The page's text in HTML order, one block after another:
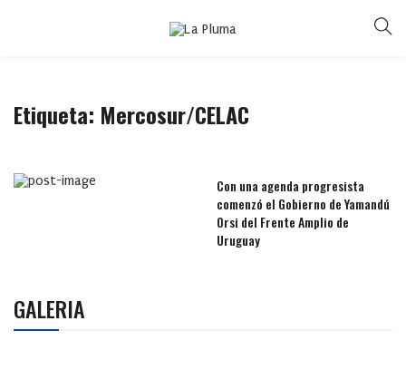
Etiqueta: Mercosur/CELAC
Con una agenda progresista
comenzó el Gobierno de Yamandú
Orsi del Frente Amplio de
Uruguay
GALERIA